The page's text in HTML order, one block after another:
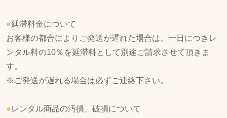
●延滞料金について
お客様の都合によりご発送が遅れた場合は、一日につきレ
ンタル料の10％を延滞料として別途ご請求させて頂きま
す。
※ご発送が遅れる場合は必ずご連絡下さい。
●レンタル商品の汚損、破損について